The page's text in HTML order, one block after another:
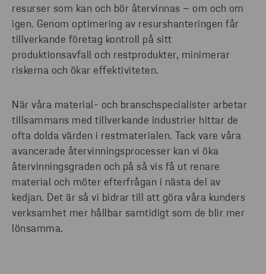
resurser som kan och bör återvinnas – om och om
igen. Genom optimering av resurshanteringen får
tillverkande företag kontroll på sitt
produktionsavfall och restprodukter, minimerar
riskerna och ökar effektiviteten.
När våra material- och branschspecialister arbetar
tillsammans med tillverkande industrier hittar de
ofta dolda värden i restmaterialen. Tack vare våra
avancerade återvinningsprocesser kan vi öka
återvinningsgraden och på så vis få ut renare
material och möter efterfrågan i nästa del av
kedjan. Det är så vi bidrar till att göra våra kunders
verksamhet mer hållbar samtidigt som de blir mer
lönsamma.